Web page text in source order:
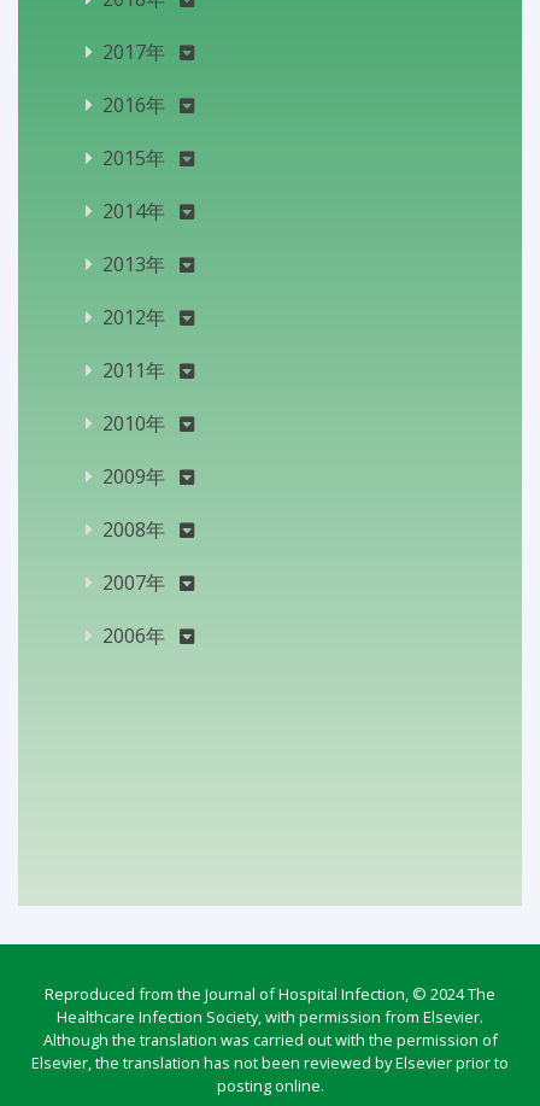
2017年
2016年
2015年
2014年
2013年
2012年
2011年
2010年
2009年
2008年
2007年
2006年
Reproduced from the Journal of Hospital Infection, © 2024 The
Healthcare Infection Society, with permission from Elsevier.
Although the translation was carried out with the permission of
Elsevier, the translation has not been reviewed by Elsevier prior to
posting online.